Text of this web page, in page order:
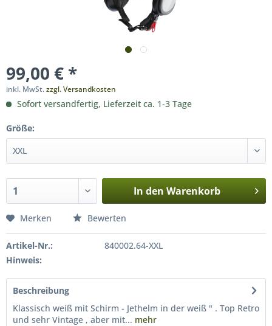
99,00 € *
inkl. MwSt.zzgl. Versandkosten
Sofort versandfertig, Lieferzeit ca. 1-3 Tage
Größe:
In den Warenkorb
Merken Bewerten
Artikel-Nr.:
840002.64-XXL
Hinweis:
Beschreibung
Klassisch weiß mit Schirm - Jethelm in der weiß " . Top Retro
und sehr Vintage , aber mit... mehr